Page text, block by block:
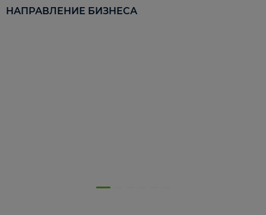
НАПРАВЛЕНИЕ БИЗНЕСА